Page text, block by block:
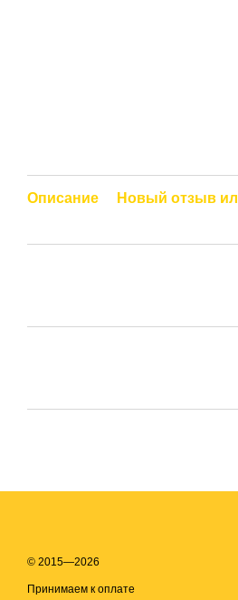
Описание Новый отзыв
© 2015—2026
Принимаем к оплате